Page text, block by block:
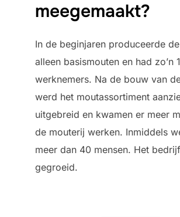
meegemaakt?
In de beginjaren produceerde
alleen basismouten en had zo’n
werknemers. Na de bouw van
werd het moutassortiment
uitgebreid en kwamen er meer
de mouterij werken. Inmiddels
meer dan 40 mensen. Het
gegroeid.